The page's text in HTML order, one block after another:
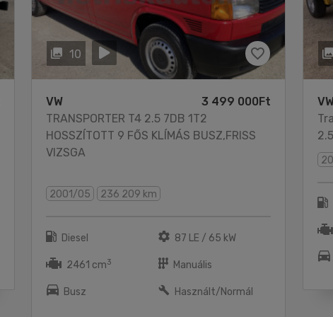
10
VW
3 499 000Ft
TRANSPORTER T4 2.5 7DB 1T2
HOSSZÍTOTT 9 FŐS KLÍMÁS BUSZ,FRISS
VIZSGA
2001/05 236 209 km
Diesel 87 LE / 65 kW
2461 cm3 Manuális
Busz Használt/Normál